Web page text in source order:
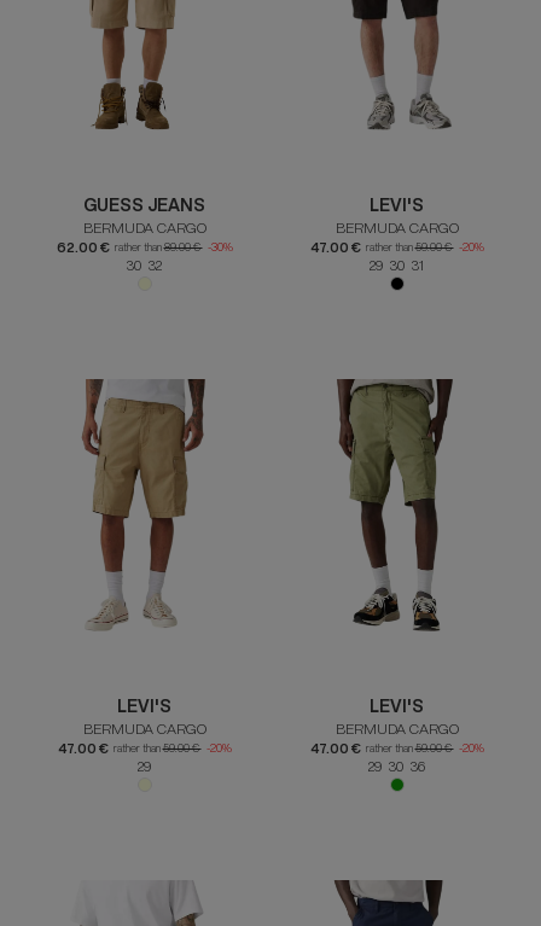
GUESS JEANS
BERMUDA CARGO
62.00 € rather than89.00 € -30%
30 32
LEVI'S
BERMUDA CARGO
47.00 € rather than59.00 € -20%
29 30 31
LEVI'S
BERMUDA CARGO
47.00 € rather than59.00 € -20%
29
LEVI'S
BERMUDA CARGO
47.00 € rather than59.00 € -20%
29 30 36